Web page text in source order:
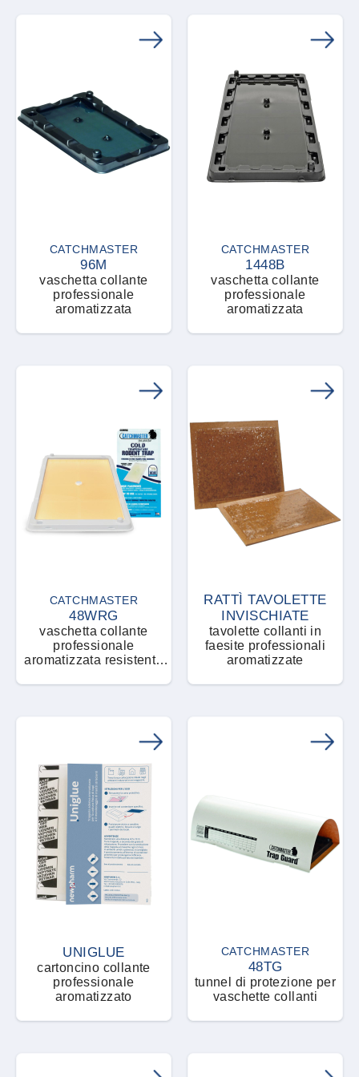
CATCHMASTER
96M
vaschetta collante
professionale
aromatizzata
CATCHMASTER
1448B
vaschetta collante
professionale
aromatizzata
CATCHMASTER
48WRG
vaschetta collante
professionale
aromatizzata resistente
RATTÌ TAVOLETTE
INVISCHIATE
tavolette collanti in
faesite professionali
aromatizzate
UNIGLUE
cartoncino collante
professionale
aromatizzato
CATCHMASTER
48TG
tunnel di protezione per
vaschette collanti